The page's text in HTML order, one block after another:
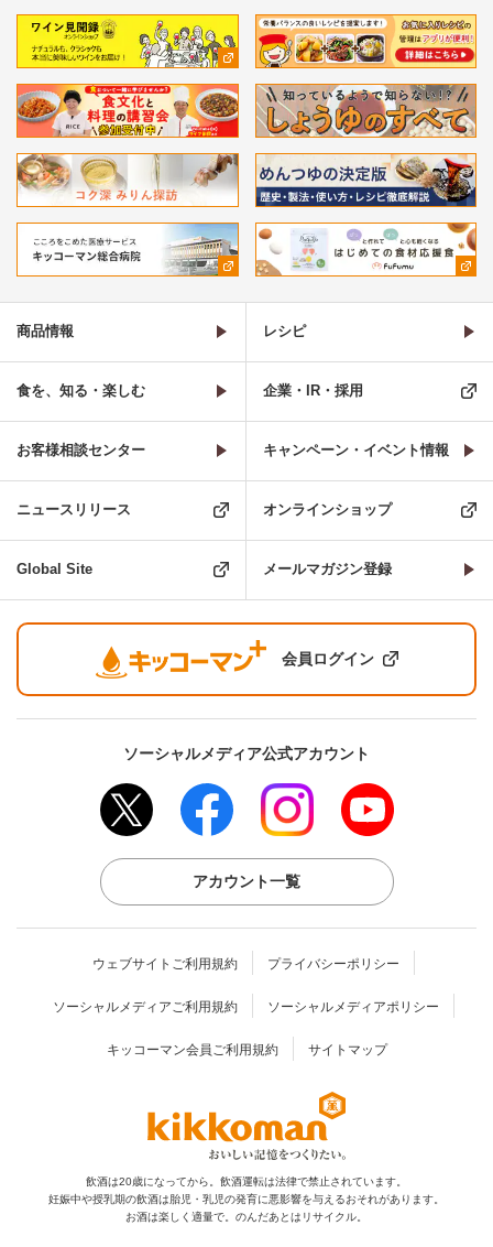
商品情報 レシピ
食を、知る・楽しむ 企業・IR・採用
お客様相談センター キャンペーン・イベント情報
ニュースリリース オンラインショップ
Global Site メールマガジン登録
会員ログイン
ソーシャルメディア公式アカウント
アカウント一覧
ウェブサイトご利用規約 プライバシーポリシー
ソーシャルメディアご利用規約 ソーシャルメディアポリシー
キッコーマン会員ご利用規約 サイトマップ
飲酒は20歳になってから。飲酒運転は法律で禁止されています。
妊娠中や授乳期の飲酒は胎児・乳児の発育に悪影響を与えるおそれがあります。
お酒は楽しく適量で。のんだあとはリサイクル。